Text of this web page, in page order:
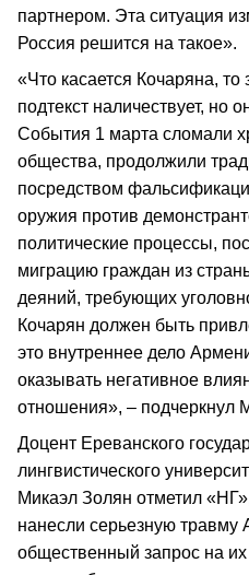
партнером. Эта ситуация
Россия решится на такое».
«Что касается Кочаряна, то
подтекст наличествует, но
События 1 марта сломали
общества, продолжили
посредством
оружия против
политические процессы,
миграцию граждан из
деяний, требующих
Кочарян должен быть
это внутреннее дело
оказывать негативное
отношения», – подчеркнул
Доцент Ереванского
лингвистического
Микаэл Золян отметил
нанесли серьезную травму
общественный запрос на